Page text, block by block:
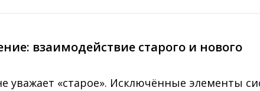
взаимодействие старого и нового
уважает «старое». Исключённые элементы